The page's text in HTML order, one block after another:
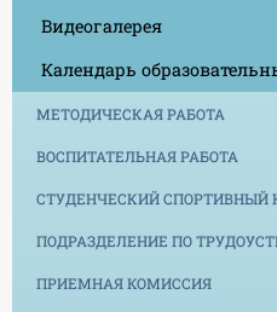
Видеогалерея
Календарь
МЕТОДИЧЕСКАЯ РАБОТА
ВОСПИТАТЕЛЬНАЯ РАБОТА
СТУДЕНЧЕСКИЙ
ПОДРАЗДЕЛЕНИЕ ПО
ПРИЕМНАЯ КОМИССИЯ